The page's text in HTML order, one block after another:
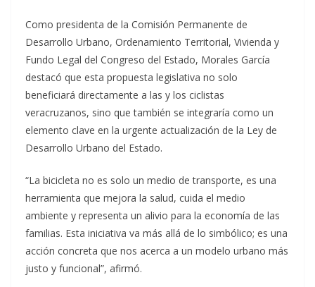
Como presidenta de la Comisión Permanente de
Desarrollo Urbano, Ordenamiento Territorial, Vivienda y
Fundo Legal del Congreso del Estado, Morales García
destacó que esta propuesta legislativa no solo
beneficiará directamente a las y los ciclistas
veracruzanos, sino que también se integraría como un
elemento clave en la urgente actualización de la Ley de
Desarrollo Urbano del Estado.
“La bicicleta no es solo un medio de transporte, es una
herramienta que mejora la salud, cuida el medio
ambiente y representa un alivio para la economía de las
familias. Esta iniciativa va más allá de lo simbólico; es una
acción concreta que nos acerca a un modelo urbano más
justo y funcional”, afirmó.